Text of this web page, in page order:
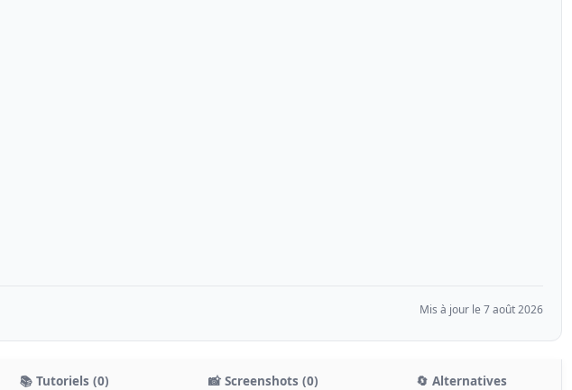
Mis à jour le 7 août 2026
📚 Tutoriels (0) 📸 Screenshots (0) 🔄 Alternatives